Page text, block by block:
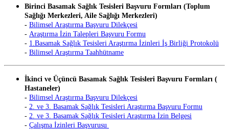
Birinci Basamak Sağlık Tesisleri Başvuru Formları (Toplum
Sağlığı Merkezleri, Aile Sağlığı Merkezleri)
- Bilimsel Araştırma Başvuru Dilekçesi
- Araştırma İzin Talepleri Başvuru Formu
- 1.Basamak Sağlık Tesisleri Araştırma İzinleri İş Birliği Protokolü
- Bilimsel Araştırma Taahhütname
İkinci ve Üçüncü Basamak Sağlık Tesisleri Başvuru Formları (
Hastaneler)
- Bilimsel Araştırma Başvuru Dilekçesi
- 2. ve 3. Basamak Sağlık Tesisleri Araştırma Başvuru Formu
- 2. ve 3. Basamak Sağlık Tesisleri Araştırma İzin Belgesi
- Çalışma İzinleri Başvurusu